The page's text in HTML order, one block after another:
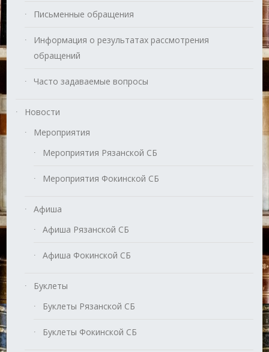
Письменные обращения
Информация о результатах рассмотрения
обращений
Часто задаваемые вопросы
Новости
Мероприятия
Мероприятия Рязанской СБ
Мероприятия Фокинской СБ
Афиша
Афиша Рязанской СБ
Афиша Фокинской СБ
Буклеты
Буклеты Рязанской СБ
Буклеты Фокинской СБ